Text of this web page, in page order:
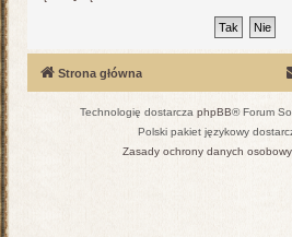
Strona główna
Technologię dostarcza phpBB® Forum
Polski pakiet językowy
Zasady ochrony danych